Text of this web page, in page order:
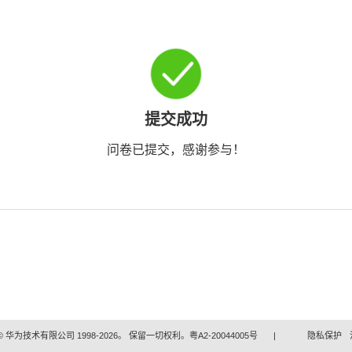
提交成功
问卷已提交，感谢参与！
华为技术有限公司 1998-2026。 保留一切权利。粤A2-20044005号 | 隐私保护